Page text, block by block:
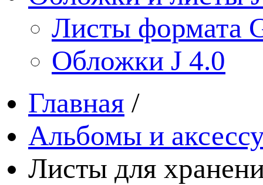
Листы формата
Обложки J 4.0
Главная /
Альбомы и
Листы для